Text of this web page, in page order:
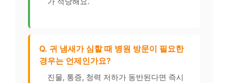
Q. 귀 냄새가 심할 때 병원 방문이 필요한
경우는 언제인가요?
진물, 통증, 청력 저하가 동반된다면 즉시